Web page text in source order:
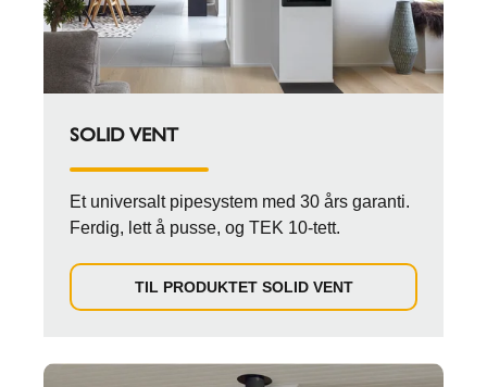
SOLID VENT
Et universalt pipesystem med 30 års garanti.
Ferdig, lett å pusse, og TEK 10-tett.
TIL PRODUKTET SOLID VENT